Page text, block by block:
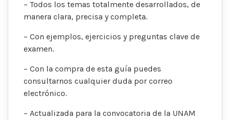
– Todos los temas totalmente desarrollados, de
manera clara, precisa y completa.
– Con ejemplos, ejercicios y preguntas clave de
examen.
– Con la compra de esta guía puedes
consultarnos cualquier duda por correo
electrónico.
– Actualizada para la convocatoria de la UNAM